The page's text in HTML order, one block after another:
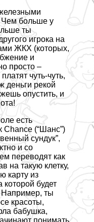
Чем больше у
ты
игрока на
ЖКХ (которых,
и
просто –
чуть-чуть,
деньги рекой
опустить, и
есть
Chance (“Шанс”)
сундук”,
и со
переводят как
на такую клетку,
карту из
будет
Например, ты
красоты,
бабушка,